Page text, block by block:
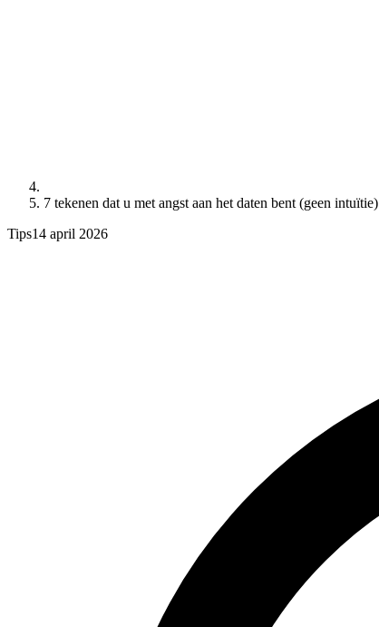
7 tekenen dat u met angst aan het daten bent (geen intuïtie)
Tips14 april 2026